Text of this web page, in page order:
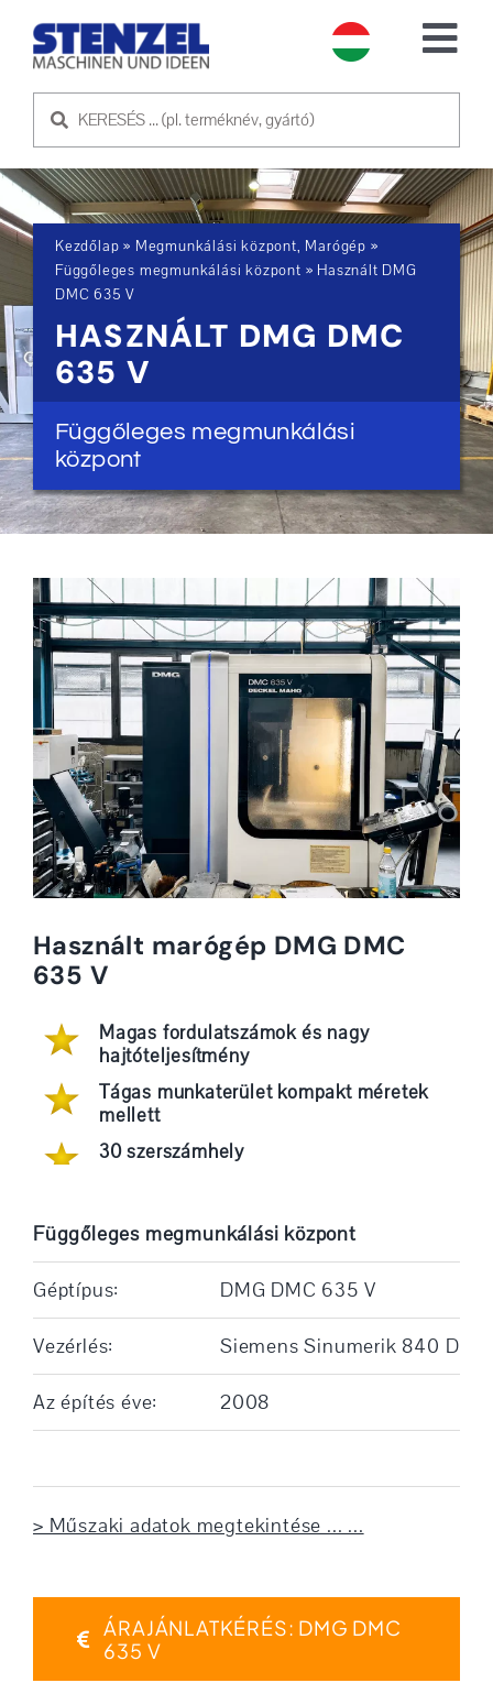
HASZNÁLT GÉPEK
ELADÓ GÉP
SZOLGÁLTATÁS
RÓLUNK
KAPCSOLATFELVÉTEL
Kezdőlap » Megmunkálási központ, Marógép »
Függőleges megmunkálási központ » Használt DMG
DMC 635 V
HASZNÁLT DMG DMC
635 V
Függőleges megmunkálási
központ
Használt marógép DMG DMC
635 V
Magas fordulatszámok és nagy
hajtóteljesítmény
Tágas munkaterület kompakt méretek
mellett
30 szerszámhely
Függőleges megmunkálási központ
Géptípus: DMG DMC 635 V
Vezérlés: Siemens Sinumerik 840 D
Az építés éve: 2008
> Műszaki adatok megtekintése ... ...
ÁRAJÁNLATKÉRÉS: DMG DMC
635 V